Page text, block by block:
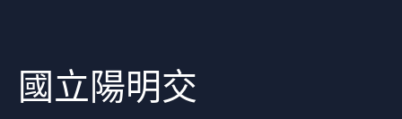
國立陽明交